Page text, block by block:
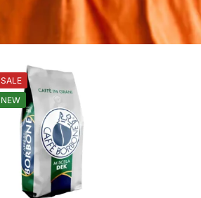
SALE
NEW